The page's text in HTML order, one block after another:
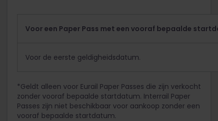
Voor een Paper Pass met een vooraf bepaalde
Voor de eerste geldigheidsdatum.
*Geldt alleen voor Eurail Paper Passes die zijn verkocht
zonder vooraf bepaalde startdatum. Interrail Paper
Passes zijn niet beschikbaar voor aankoop zonder een
vooraf bepaalde startdatum.